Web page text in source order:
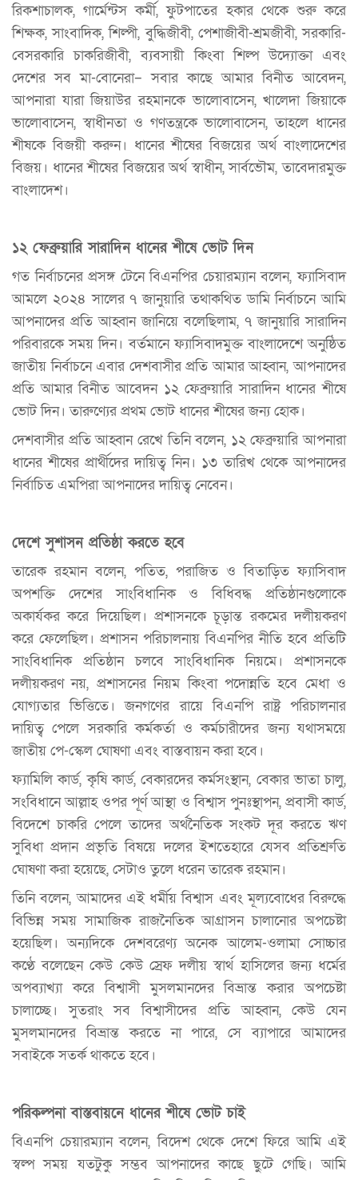
রিকশাচালক, গার্মেন্টস কর্মী, ফুটপাতের হকার থেকে শুরু করে
শিক্ষক, সাংবাদিক, শিল্পী, বুদ্ধিজীবী, পেশাজীবী-শ্রমজীবী, সরকারি-
বেসরকারি চাকরিজীবী, ব্যবসায়ী কিংবা শিল্প উদ্যোক্তা এবং
দেশের সব মা-বোনেরা– সবার কাছে আমার বিনীত আবেদন,
আপনারা যারা জিয়াউর রহমানকে ভালোবাসেন, খালেদা জিয়াকে
ভালোবাসেন, স্বাধীনতা ও গণতন্ত্রকে ভালোবাসেন, তাহলে ধানের
শীষকে বিজয়ী করুন। ধানের শীষের বিজয়ের অর্থ বাংলাদেশের
বিজয়। ধানের শীষের বিজয়ের অর্থ স্বাধীন, সার্বভৌম, তাবেদারমুক্ত
বাংলাদেশ।
১২ ফেব্রুয়ারি সারাদিন ধানের শীষে ভোট দিন
গত নির্বাচনের প্রসঙ্গ টেনে বিএনপির চেয়ারম্যান বলেন, ফ্যাসিবাদ
আমলে ২০২৪ সালের ৭ জানুয়ারি তথাকথিত ডামি নির্বাচনে আমি
আপনাদের প্রতি আহ্বান জানিয়ে বলেছিলাম, ৭ জানুয়ারি সারাদিন
পরিবারকে সময় দিন। বর্তমানে ফ্যাসিবাদমুক্ত বাংলাদেশে অনুষ্ঠিত
জাতীয় নির্বাচনে এবার দেশবাসীর প্রতি আমার আহ্বান, আপনাদের
প্রতি আমার বিনীত আবেদন ১২ ফেব্রুয়ারি সারাদিন ধানের শীষে
ভোট দিন। তারুণ্যের প্রথম ভোট ধানের শীষের জন্য হোক।
দেশবাসীর প্রতি আহ্বান রেখে তিনি বলেন, ১২ ফেব্রুয়ারি আপনারা
ধানের শীষের প্রার্থীদের দায়িত্ব নিন। ১৩ তারিখ থেকে আপনাদের
নির্বাচিত এমপিরা আপনাদের দায়িত্ব নেবেন।
দেশে সুশাসন প্রতিষ্ঠা করতে হবে
তারেক রহমান বলেন, পতিত, পরাজিত ও বিতাড়িত ফ্যাসিবাদ
অপশক্তি দেশের সাংবিধানিক ও বিধিবদ্ধ প্রতিষ্ঠানগুলোকে
অকার্যকর করে দিয়েছিল। প্রশাসনকে চূড়ান্ত রকমের দলীয়করণ
করে ফেলেছিল। প্রশাসন পরিচালনায় বিএনপির নীতি হবে প্রতিটি
সাংবিধানিক প্রতিষ্ঠান চলবে সাংবিধানিক নিয়মে। প্রশাসনকে
দলীয়করণ নয়, প্রশাসনের নিয়ম কিংবা পদোন্নতি হবে মেধা ও
যোগ্যতার ভিত্তিতে। জনগণের রায়ে বিএনপি রাষ্ট্র পরিচালনার
দায়িত্ব পেলে সরকারি কর্মকর্তা ও কর্মচারীদের জন্য যথাসময়ে
জাতীয় পে-স্কেল ঘোষণা এবং বাস্তবায়ন করা হবে।
ফ্যামিলি কার্ড, কৃষি কার্ড, বেকারদের কর্মসংস্থান, বেকার ভাতা চালু,
সংবিধানে আল্লাহ ওপর পূর্ণ আস্থা ও বিশ্বাস পুনঃস্থাপন, প্রবাসী কার্ড,
বিদেশে চাকরি পেলে তাদের অর্থনৈতিক সংকট দূর করতে ঋণ
সুবিধা প্রদান প্রভৃতি বিষয়ে দলের ইশতেহারে যেসব প্রতিশ্রুতি
ঘোষণা করা হয়েছে, সেটাও তুলে ধরেন তারেক রহমান।
তিনি বলেন, আমাদের এই ধর্মীয় বিশ্বাস এবং মূল্যবোধের বিরুদ্ধে
বিভিন্ন সময় সামাজিক রাজনৈতিক আগ্রাসন চালানোর অপচেষ্টা
হয়েছিল। অন্যদিকে দেশবরেণ্য অনেক আলেম-ওলামা সোচ্চার
কণ্ঠে বলেছেন কেউ কেউ স্রেফ দলীয় স্বার্থ হাসিলের জন্য ধর্মের
অপব্যাখ্যা করে বিশ্বাসী মুসলমানদের বিভ্রান্ত করার অপচেষ্টা
চালাচ্ছে। সুতরাং সব বিশ্বাসীদের প্রতি আহ্বান, কেউ যেন
মুসলমানদের বিভ্রান্ত করতে না পারে, সে ব্যাপারে আমাদের
সবাইকে সতর্ক থাকতে হবে।
পরিকল্পনা বাস্তবায়নে ধানের শীষে ভোট চাই
বিএনপি চেয়ারম্যান বলেন, বিদেশ থেকে দেশে ফিরে আমি এই
স্বল্প সময় যতটুকু সম্ভব আপনাদের কাছে ছুটে গেছি। আমি